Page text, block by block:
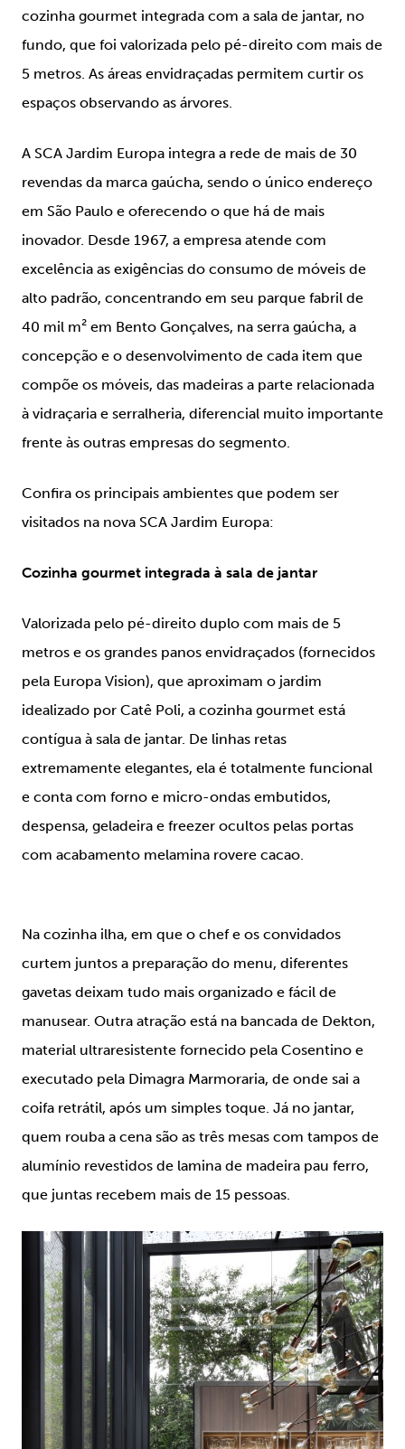
cozinha gourmet integrada com a sala de jantar, no
fundo, que foi valorizada pelo pé-direito com mais de
5 metros. As áreas envidraçadas permitem curtir os
espaços observando as árvores.
A SCA Jardim Europa integra a rede de mais de 30
revendas da marca gaúcha, sendo o único endereço
em São Paulo e oferecendo o que há de mais
inovador. Desde 1967, a empresa atende com
excelência as exigências do consumo de móveis de
alto padrão, concentrando em seu parque fabril de
40 mil m² em Bento Gonçalves, na serra gaúcha, a
concepção e o desenvolvimento de cada item que
compõe os móveis, das madeiras a parte relacionada
à vidraçaria e serralheria, diferencial muito importante
frente às outras empresas do segmento.
Confira os principais ambientes que podem ser
visitados na nova SCA Jardim Europa:
Cozinha gourmet integrada à sala de jantar
Valorizada pelo pé-direito duplo com mais de 5
metros e os grandes panos envidraçados (fornecidos
pela Europa Vision), que aproximam o jardim
idealizado por Catê Poli, a cozinha gourmet está
contígua à sala de jantar. De linhas retas
extremamente elegantes, ela é totalmente funcional
e conta com forno e micro-ondas embutidos,
despensa, geladeira e freezer ocultos pelas portas
com acabamento melamina rovere cacao.
Na cozinha ilha, em que o chef e os convidados
curtem juntos a preparação do menu, diferentes
gavetas deixam tudo mais organizado e fácil de
manusear. Outra atração está na bancada de Dekton,
material ultraresistente fornecido pela Cosentino e
executado pela Dimagra Marmoraria, de onde sai a
coifa retrátil, após um simples toque. Já no jantar,
quem rouba a cena são as três mesas com tampos de
alumínio revestidos de lamina de madeira pau ferro,
que juntas recebem mais de 15 pessoas.